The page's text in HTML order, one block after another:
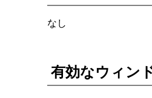
なし
有効なウィン